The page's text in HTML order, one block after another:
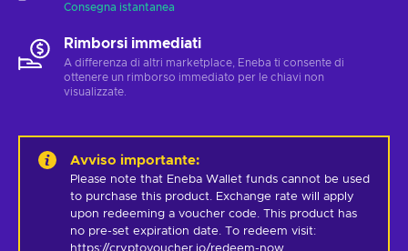
Consegna istantanea
Rimborsi immediati
A differenza di altri marketplace, Eneba ti consente di
ottenere un rimborso immediato per le chiavi non
visualizzate.
Avviso importante:
Please note that Eneba Wallet funds cannot be used
to purchase this product. Exchange rate will apply
upon redeeming a voucher code. This product has
no pre-set expiration date. To redeem visit:
https://cryptovoucher.io/redeem-now